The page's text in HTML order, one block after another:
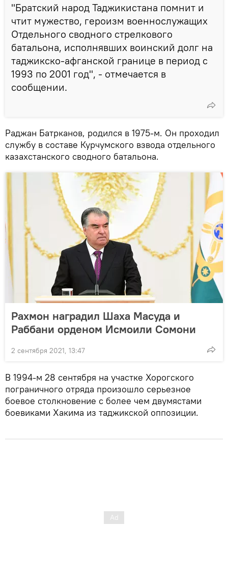
"Братский народ Таджикистана помнит и
чтит мужество, героизм военнослужащих
Отдельного сводного стрелкового
батальона, исполнявших воинский долг на
таджикско-афганской границе в период с
1993 по 2001 год", - отмечается в
сообщении.
Раджан Батрканов, родился в 1975-м. Он проходил
службу в составе Курчумского взвода отдельного
казахстанского сводного батальона.
Рахмон наградил Шаха Масуда и
Раббани орденом Исмоили Сомони
2 сентября 2021, 13:47
В 1994-м 28 сентября на участке Хорогского
пограничного отряда произошло серьезное
боевое столкновение с более чем двумястами
боевиками Хакима из таджикской оппозиции.